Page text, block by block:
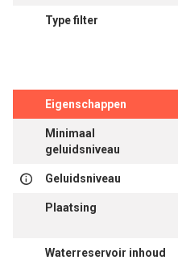
Type filter
Eigenschappen
Minimaal
geluidsniveau
Geluidsniveau
Plaatsing
Waterreservoir inhoud